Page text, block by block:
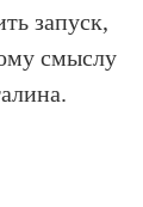
запуск,
смыслу